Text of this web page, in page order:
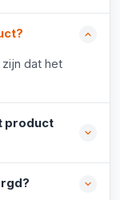
dat het
product